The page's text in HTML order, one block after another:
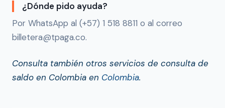
¿Dónde pido ayuda?
Por WhatsApp al (+57) 1 518 8811 o al correo
billetera@tpaga.co.
Consulta también otros servicios de consulta de
saldo en Colombia en Colombia.